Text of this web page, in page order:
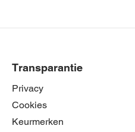
Transparantie
Privacy
Cookies
Keurmerken